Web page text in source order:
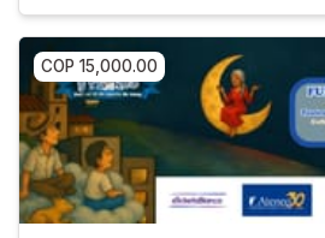
COP 15,000.00